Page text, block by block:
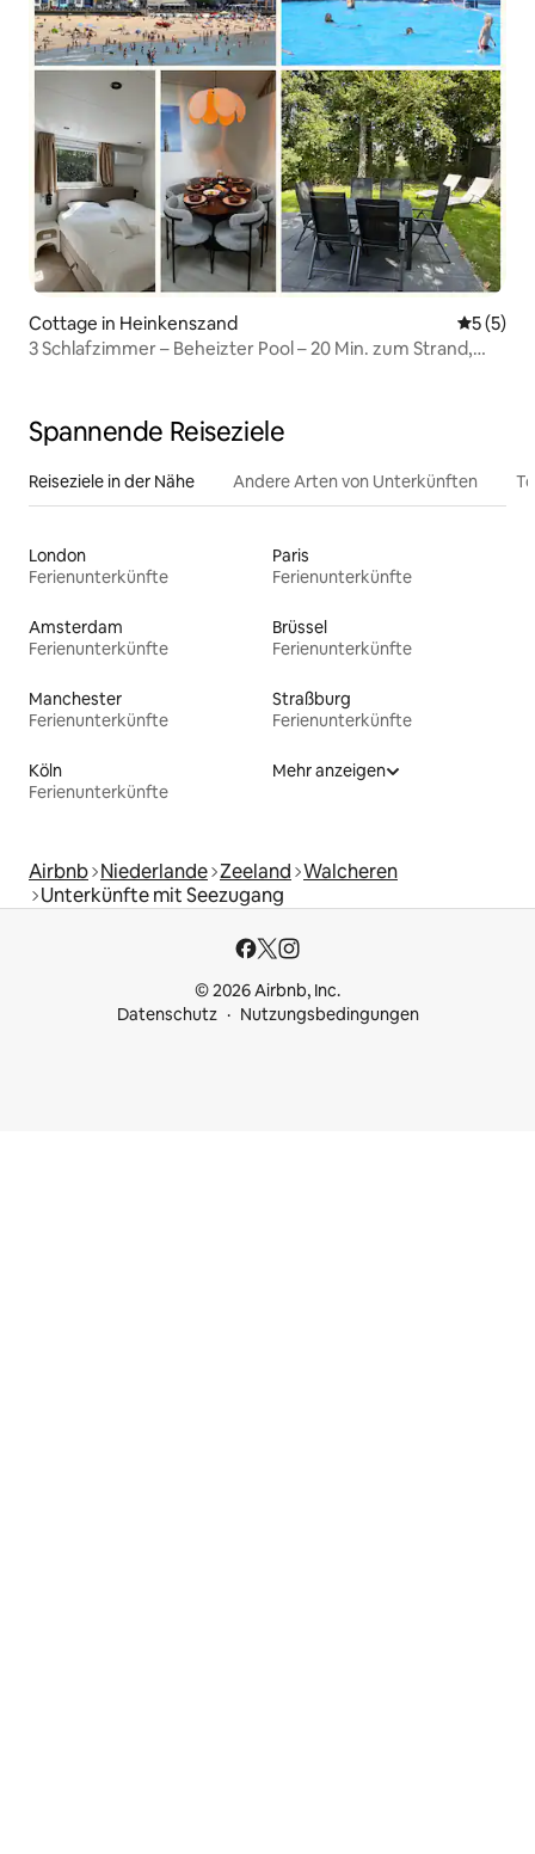
Cottage in Heinkenszand
5 (5)
3 Schlafzimmer – Beheizter Pool – 20 Min. zum Strand,
Spannende Reiseziele
Reiseziele in der Nähe Andere Arten von Unterkünften
London
Ferienunterkünfte
Paris
Ferienunterkünfte
Amsterdam
Ferienunterkünfte
Brüssel
Ferienunterkünfte
Manchester
Ferienunterkünfte
Straßburg
Ferienunterkünfte
Köln
Ferienunterkünfte
Mehr anzeigen
Airbnb Niederlande Zeeland Walcheren
Unterkünfte mit Seezugang
© 2026 Airbnb, Inc.
Datenschutz
Nutzungsbedingungen